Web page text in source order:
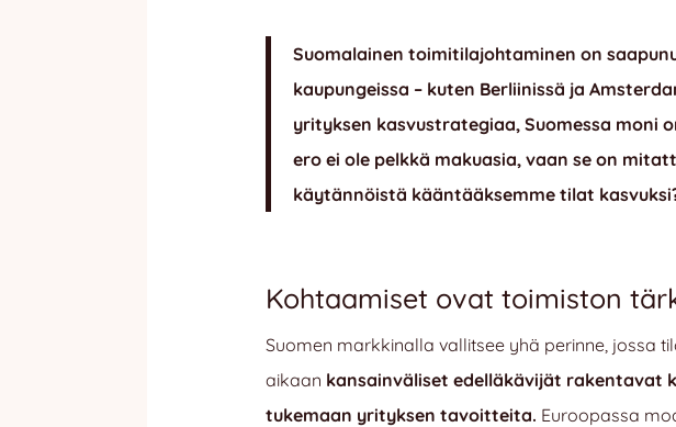
Suomalainen toimitilajohtaminen on
kaupungeissa – kuten Berliinissä ja
yrityksen kasvustrategiaa, Suomessa moni
ero ei ole pelkkä makuasia, vaan se on
käytännöistä kääntääksemme tilat
Kohtaamiset ovat toimiston
Suomen markkinalla vallitsee yhä perinne, jossa
aikaan kansainväliset edelläkävijät rakentavat
tukemaan yrityksen tavoitteita. Euroopassa